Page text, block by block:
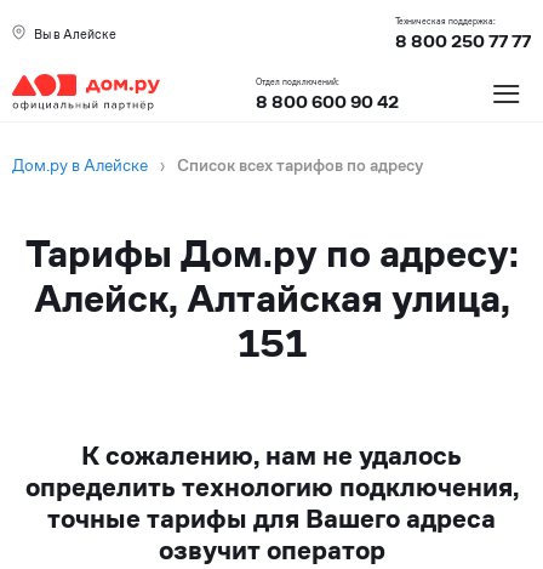
Вы в Алейске
Техническая поддержка:
8 800 250 77 77
Отдел подключений:
8 800 600 90 42 ≡
Дом.ру в Алейске › Список всех тарифов по адресу
Тарифы Дом.ру по адресу:
Алейск, Алтайская улица,
151
К сожалению, нам не удалось
определить технологию подключения,
точные тарифы для Вашего адреса
озвучит оператор